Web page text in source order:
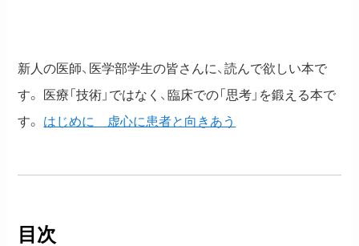
新人の医師、医学部学生の皆さんに、読んで欲しい本で
す。 医療「技術」ではなく、臨床での「思考」を鍛える本で
す。 はじめに 虚心に患者と向きあう
目次